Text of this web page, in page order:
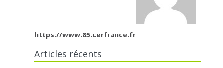
https://www.85.cerfrance.fr
Articles récents